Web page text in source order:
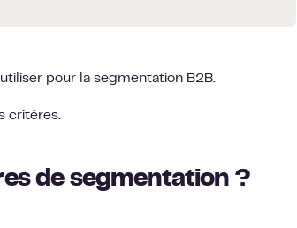
pour la segmentation B2B.
critères.
de segmentation ?